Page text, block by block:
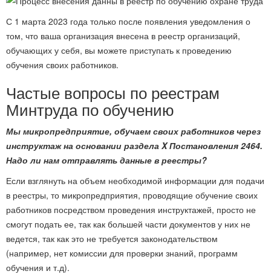
С 1 марта 2023 года только после появления уведомления о
том, что ваша организация внесена в реестр организаций,
обучающих у себя, вы можете приступать к проведению
обучения своих работников.
Частые вопросы по реестрам
Минтруда по обучению
Мы микропредприятие, обучаем своих работников через
инструктаж на основании раздела X Постановления 2464.
Надо ли нам отправлять данные в реестры?
Если взглянуть на объем необходимой информации для подачи
в реестры, то микропредприятия, проводящие обучение своих
работников посредством проведения инструктажей, просто не
смогут подать ее, так как большей части документов у них не
ведется, так как это не требуется законодательством
(например, нет комиссии для проверки знаний, программ
обучения и т.д).